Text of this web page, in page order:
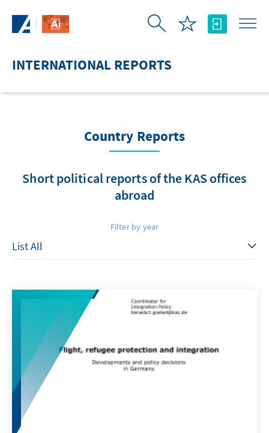
INTERNATIONAL REPORTS
Country Reports
Short political reports of the KAS offices
abroad
Filter by year